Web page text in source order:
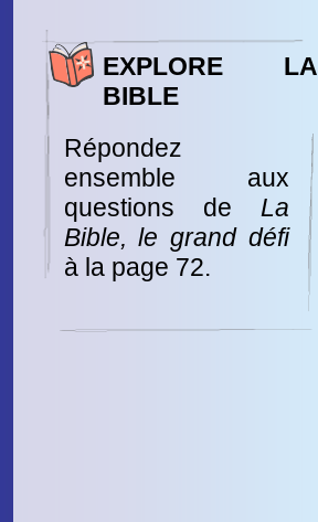
EXPLORE LA
BIBLE
Répondez
ensemble aux
questions de La
Bible, le grand défi
à la page 72.